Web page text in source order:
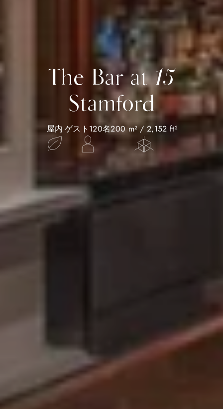
The Bar at 15
Stamford
屋内 ゲスト120名200 m² / 2,152 ft²